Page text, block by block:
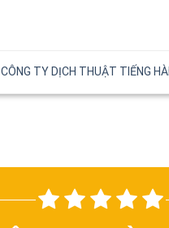
CÔNG TY DỊCH THUẬT TIẾNG